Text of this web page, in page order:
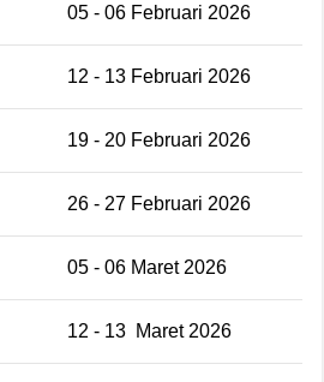
05 - 06 Februari 2026
12 - 13 Februari 2026
19 - 20 Februari 2026
26 - 27 Februari 2026
05 - 06 Maret 2026
12 - 13 Maret 2026